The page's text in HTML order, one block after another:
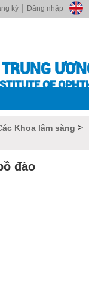
Đăng nhập
ký
OF
Khoa lâm sàng >
đào